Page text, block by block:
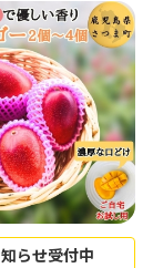
らせ受付中